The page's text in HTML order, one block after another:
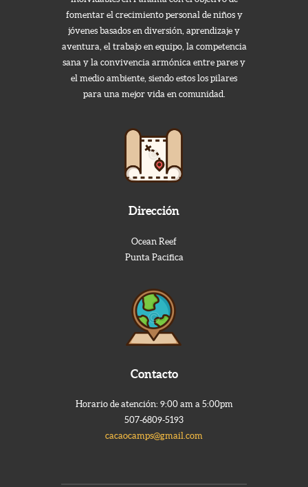
fomentar el crecimiento personal de niños y
jóvenes basados en diversión, aprendizaje y
aventura, el trabajo en equipo, la competencia
sana y la convivencia armónica entre pares y
el medio ambiente, siendo estos los pilares
para una mejor vida en comunidad.
Dirección
Ocean Reef
Punta Pacifica
Contacto
Horario de atención: 9:00 am a 5:00pm
507-6809-5193
cacaocamps@gmail.com